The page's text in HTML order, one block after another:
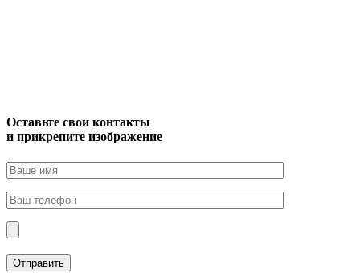
Оставьте свои контакты
и прикрепите изображение